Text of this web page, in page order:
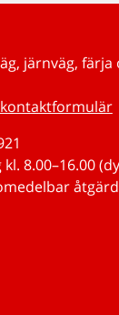
järnväg,
kl. 8.00–16.00